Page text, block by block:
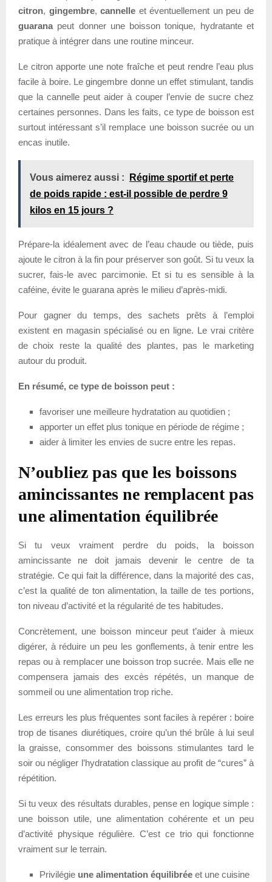
citron, gingembre,cannelle et éventuellement un peu de
guarana peut donner une boisson tonique, hydratante et
pratique à intégrer dans une routine minceur.
Le citron apporte une note fraîche et peut rendre l’eau plus
facile à boire. Le gingembre donne un effet stimulant, tandis
que la cannelle peut aider à couper l’envie de sucre chez
certaines personnes. Dans les faits, ce type de boisson est
surtout intéressant s’il remplace une boisson sucrée ou un
encas inutile.
Vous aimerez aussi :
Régime sportif et perte
de poids rapide : est-il possible de perdre 9
kilos en 15 jours ?
Prépare-la idéalement avec de l’eau chaude ou tiède, puis
ajoute le citron à la fin pour préserver son goût. Si tu veux la
sucrer, fais-le avec parcimonie. Et si tu es sensible à la
caféine, évite le guarana après le milieu d’après-midi.
Pour gagner du temps, des sachets prêts à l’emploi
existent en magasin spécialisé ou en ligne. Le vrai critère
de choix reste la qualité des plantes, pas le marketing
autour du produit.
En résumé, ce type de boisson peut :
favoriser une meilleure hydratation au quotidien ;
apporter un effet plus tonique en période de régime ;
aider à limiter les envies de sucre entre les repas.
N’oubliez pas que les boissons
amincissantes ne remplacent pas
une alimentation équilibrée
Si tu veux vraiment perdre du poids, la boisson
amincissante ne doit jamais devenir le centre de ta
stratégie. Ce qui fait la différence, dans la majorité des cas,
c’est la qualité de ton alimentation, la taille de tes portions,
ton niveau d’activité et la régularité de tes habitudes.
Concrètement, une boisson minceur peut t’aider à mieux
digérer, à réduire un peu les gonflements, à tenir entre les
repas ou à remplacer une boisson trop sucrée. Mais elle ne
compensera jamais des excès répétés, un manque de
sommeil ou une alimentation trop riche.
Les erreurs les plus fréquentes sont faciles à repérer : boire
trop de tisanes diurétiques, croire qu’un thé brûle à lui seul
la graisse, consommer des boissons stimulantes tard le
soir ou négliger l’hydratation classique au profit de “cures” à
répétition.
Si tu veux des résultats durables, pense en logique simple :
une boisson utile, une alimentation cohérente et un peu
d’activité physique régulière. C’est ce trio qui fonctionne
vraiment sur le terrain.
Privilégie une alimentation équilibrée et une cuisine